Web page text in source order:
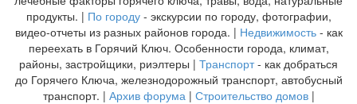
продукты. | По городу- экскурсии по городу, фотографии,
видео-отчеты из разных районов города. | Недвижимость- как
переехать в Горячий Ключ. Особенности города, климат,
районы, застройщики, риэлтеры | Транспорт- как добраться
до Горячего Ключа, железнодорожный транспорт, автобусный
транспорт. | Архив форума | Строительство домов|